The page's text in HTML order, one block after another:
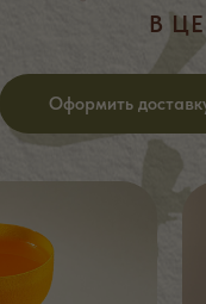
В
Оформить